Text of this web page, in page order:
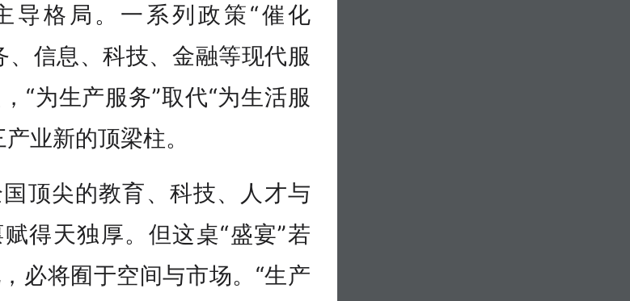
导格局。一系列政策“催化
、信息、科技、金融等现代服
“为生产服务”取代“为生活服
业新的顶梁柱。
顶尖的教育、科技、人才与
得天独厚。但这桌“盛宴”若
必将囿于空间与市场。“生产